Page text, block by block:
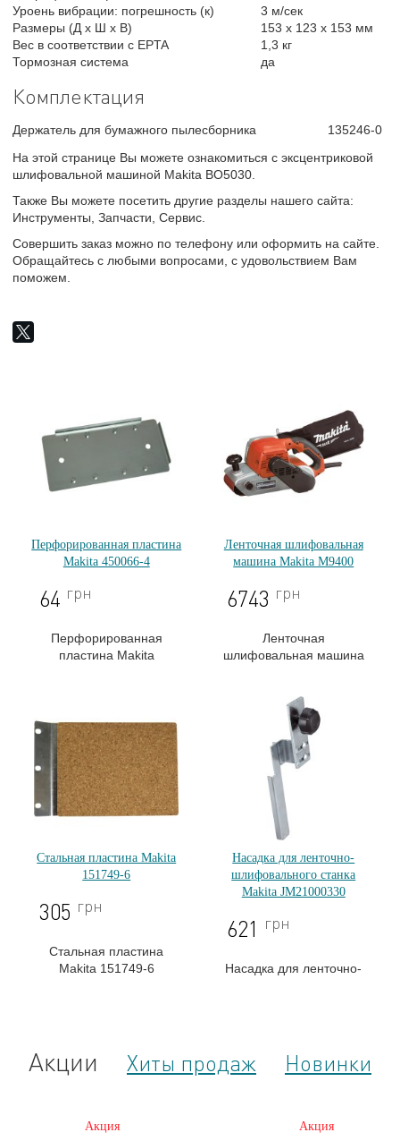
Уроень вибрации: погрешность (к)
3 м/сек
Размеры (Д х Ш х В)
153 x 123 x 153 мм
Вес в соответствии с EPTA
1,3 кг
Тормозная система
да
Комплектация
Держатель для бумажного пылесборника
135246-0
На этой странице Вы можете ознакомиться с эксцентриковой
шлифовальной машиной Makita BO5030.
Также Вы можете посетить другие разделы нашего сайта:
Инструменты, Запчасти, Сервис.
Совершить заказ можно по телефону или оформить на сайте.
Обращайтесь с любыми вопросами, с удовольствием Вам
поможем.
Перфорированная пластина
Makita 450066-4
64 грн
Перфорированная
пластина Makita
Ленточная шлифовальная
машина Makita M9400
6743 грн
Ленточная
шлифовальная машина
Стальная пластина Makita
151749-6
305 грн
Стальная пластина
Makita 151749-6
Насадка для ленточно-
шлифовального станка
Makita JM21000330
621 грн
Насадка для ленточно-
Акции Хиты продаж Новинки
Акция Акция